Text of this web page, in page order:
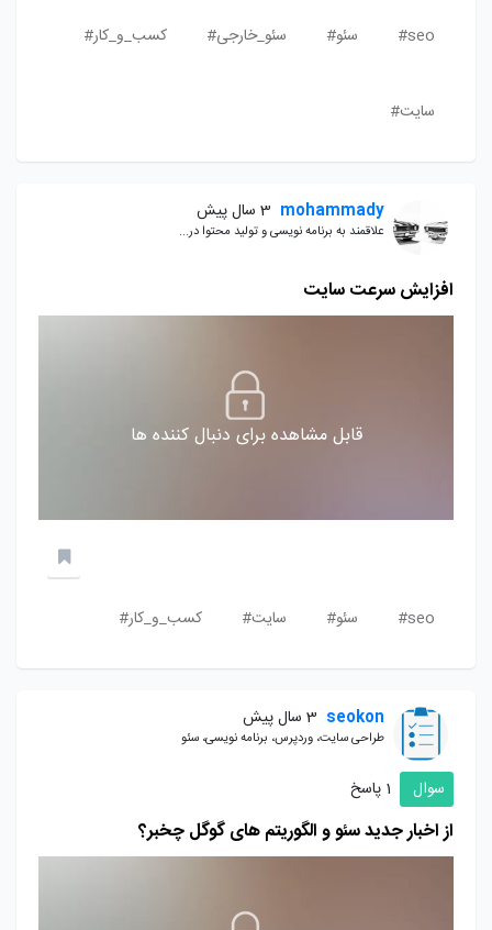
seo# سئو# سئو_خارجی# کسب_و_کار#
سایت#
mohammady 3 سال پیش
علاقمند به برنامه نویسی و تولید محتوا در...
افزایش سرعت سایت
قابل مشاهده برای دنبال کننده ها
seo# سئو# سایت# کسب_و_کار#
seokon 3 سال پیش
طراحی سایت، وردپرس، برنامه نویسی، سئو
سوال 1 پاسخ
از اخبار جدید سئو و الگوریتم های گوگل چخبر؟